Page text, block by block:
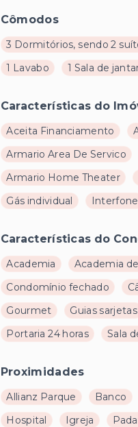
Cômodos
3 Dormitórios, sendo 2
1 Lavabo
1 Sala de
Características do
Aceita Financiamento
Armario Area De Servico
Armario Home Theater
Gás individual
Interfone
Características do
Academia Academia
Condomínio fechado
Gourmet
Guias sarjetas
Portaria 24 horas
Sala
Proximidades
Allianz Parque Banco
Hospital
Igreja